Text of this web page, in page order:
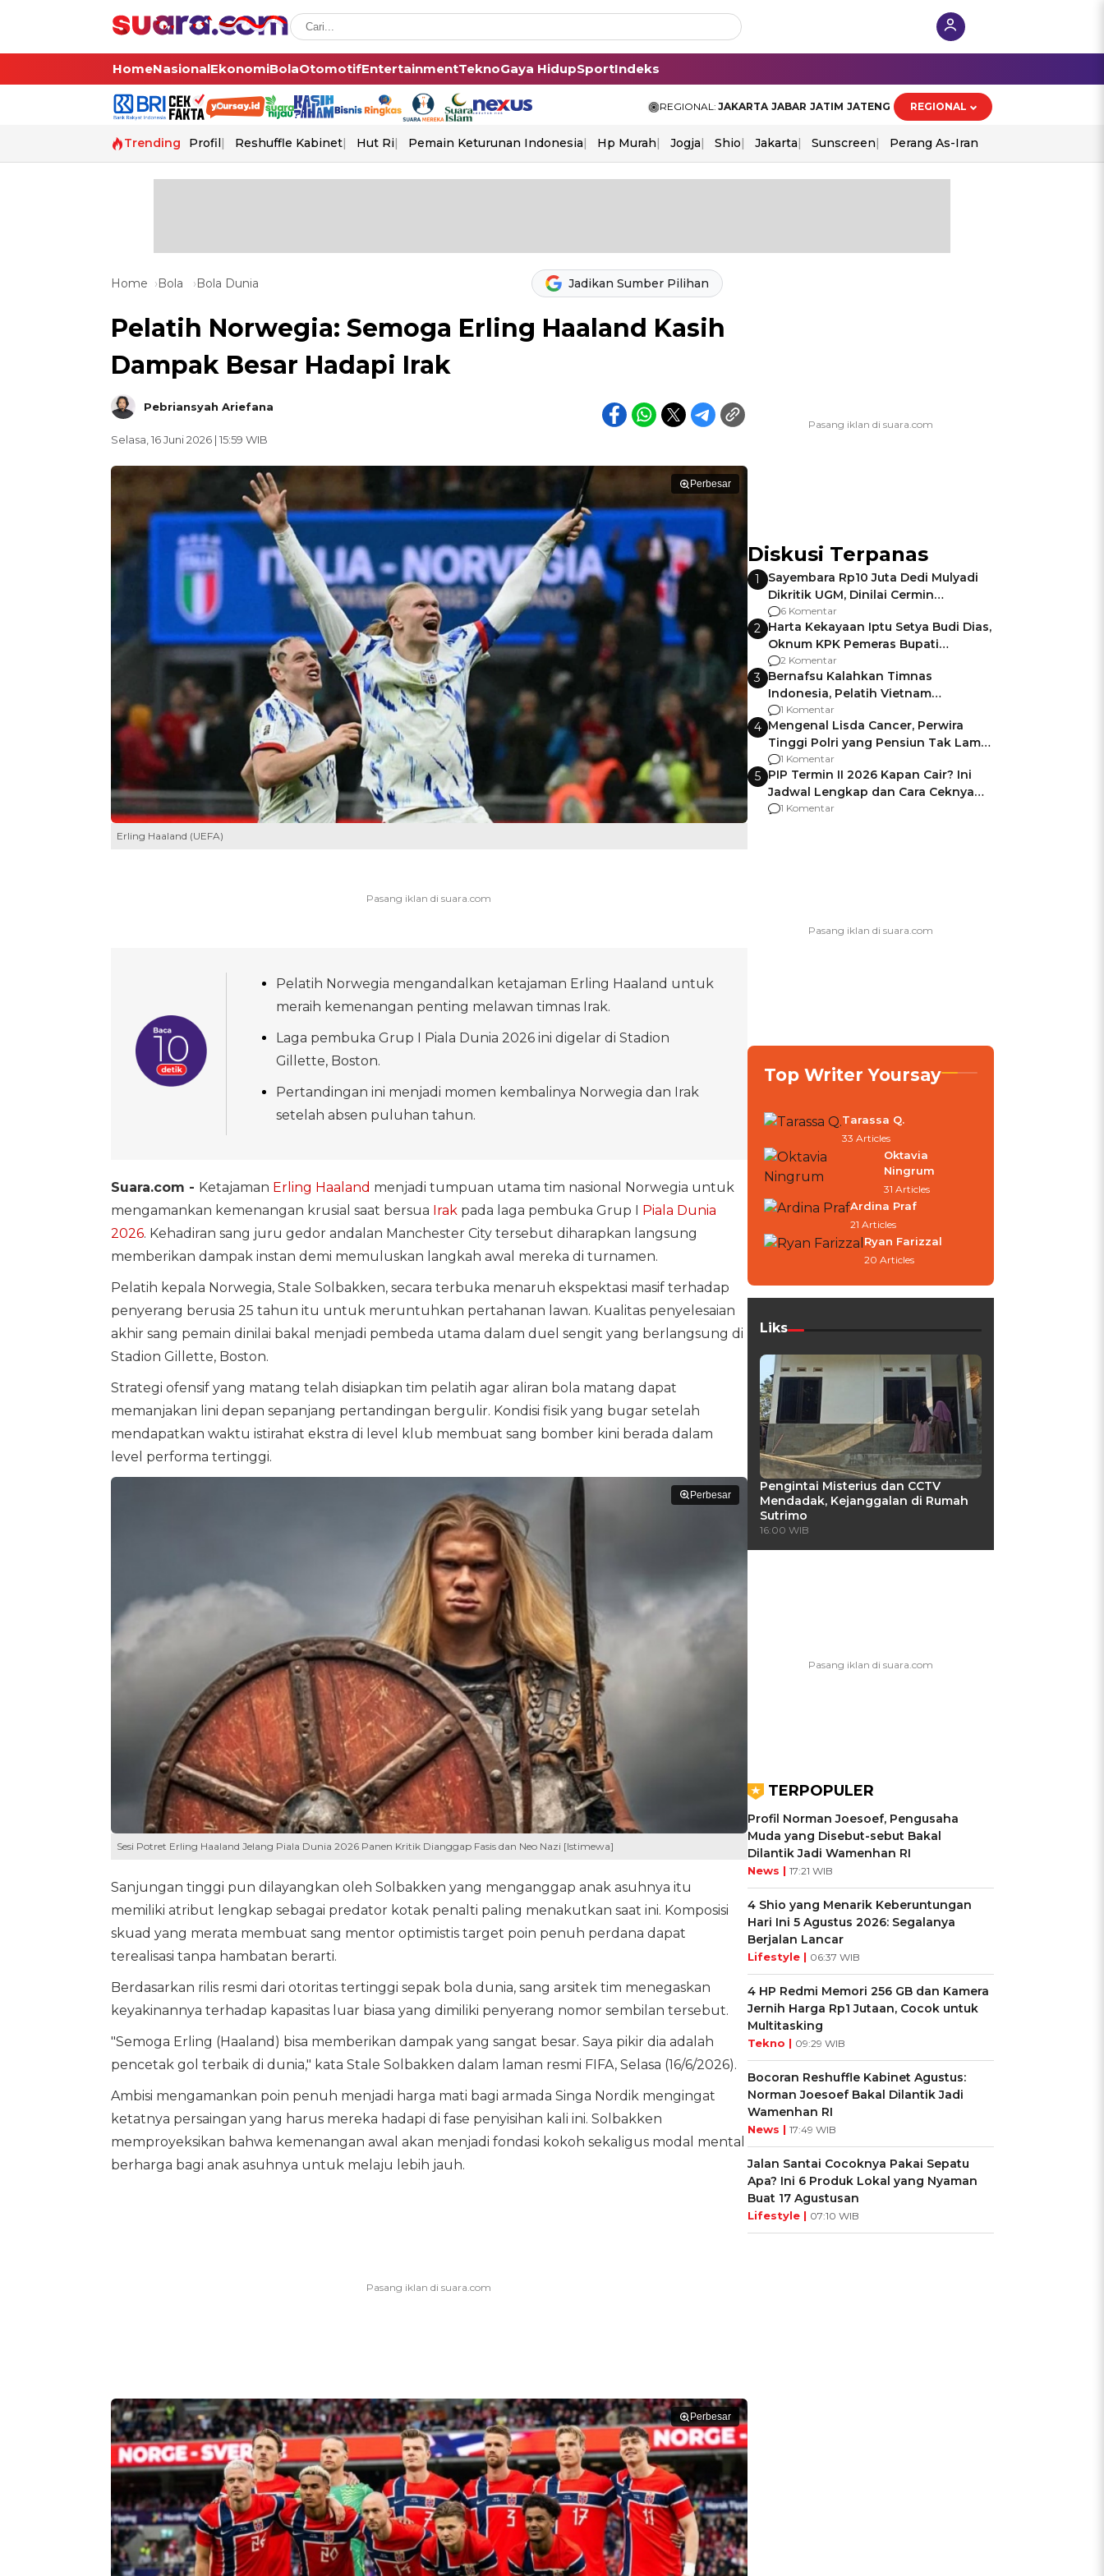
HomeNasionalEkonomiBolaOtomotifEntertainmentTeknoGaya HidupSportIndeks
REGIONAL: JAKARTA JABAR JATIM JATENG REGIONAL
Trending Profil Reshuffle Kabinet Hut Ri Pemain Keturunan Indonesia Hp Murah Jogja Shio Jakarta Sunscreen Perang As-Iran
Home Bola Bola Dunia Jadikan Sumber Pilihan
Pelatih Norwegia: Semoga Erling Haaland Kasih
Dampak Besar Hadapi Irak
Pebriansyah Ariefana
Selasa, 16 Juni 2026 | 15:59 WIB
Perbesar
Erling Haaland (UEFA)
Pelatih Norwegia mengandalkan ketajaman Erling Haaland untuk
meraih kemenangan penting melawan timnas Irak.
Laga pembuka Grup I Piala Dunia 2026 ini digelar di Stadion
Gillette, Boston.
Pertandingan ini menjadi momen kembalinya Norwegia dan Irak
setelah absen puluhan tahun.
Suara.com - Ketajaman Erling Haaland menjadi tumpuan utama tim nasional Norwegia untuk
mengamankan kemenangan krusial saat bersua Irak pada laga pembuka Grup I Piala Dunia
2026. Kehadiran sang juru gedor andalan Manchester City tersebut diharapkan langsung
memberikan dampak instan demi memuluskan langkah awal mereka di turnamen.
Pelatih kepala Norwegia, Stale Solbakken, secara terbuka menaruh ekspektasi masif terhadap
penyerang berusia 25 tahun itu untuk meruntuhkan pertahanan lawan. Kualitas penyelesaian
akhir sang pemain dinilai bakal menjadi pembeda utama dalam duel sengit yang berlangsung di
Stadion Gillette, Boston.
Strategi ofensif yang matang telah disiapkan tim pelatih agar aliran bola matang dapat
memanjakan lini depan sepanjang pertandingan bergulir. Kondisi fisik yang bugar setelah
mendapatkan waktu istirahat ekstra di level klub membuat sang bomber kini berada dalam
level performa tertinggi.
Perbesar
Sesi Potret Erling Haaland Jelang Piala Dunia 2026 Panen Kritik Dianggap Fasis dan Neo Nazi [Istimewa]
Sanjungan tinggi pun dilayangkan oleh Solbakken yang menganggap anak asuhnya itu
memiliki atribut lengkap sebagai predator kotak penalti paling menakutkan saat ini. Komposisi
skuad yang merata membuat sang mentor optimistis target poin penuh perdana dapat
terealisasi tanpa hambatan berarti.
Berdasarkan rilis resmi dari otoritas tertinggi sepak bola dunia, sang arsitek tim menegaskan
keyakinannya terhadap kapasitas luar biasa yang dimiliki penyerang nomor sembilan tersebut.
"Semoga Erling (Haaland) bisa memberikan dampak yang sangat besar. Saya pikir dia adalah
pencetak gol terbaik di dunia," kata Stale Solbakken dalam laman resmi FIFA, Selasa (16/6/2026).
Ambisi mengamankan poin penuh menjadi harga mati bagi armada Singa Nordik mengingat
ketatnya persaingan yang harus mereka hadapi di fase penyisihan kali ini. Solbakken
memproyeksikan bahwa kemenangan awal akan menjadi fondasi kokoh sekaligus modal mental
berharga bagi anak asuhnya untuk melaju lebih jauh.
Perbesar
Diskusi Terpanas
1
Sayembara Rp10 Juta Dedi Mulyadi
Dikritik UGM, Dinilai Cermin
Gagalnya Negara Jamin Keamanan
6 Komentar
2 Harta Kekayaan Iptu Setya Budi Dias,
Oknum KPK Pemeras Bupati
Pemalang
2 Komentar
3 Bernafsu Kalahkan Timnas
Indonesia, Pelatih Vietnam
Berencana Pakai Jimat di Pakansari
1 Komentar
4 Mengenal Lisda Cancer, Perwira
Tinggi Polri yang Pensiun Tak Lama
Usai Jadi Brigjen
1 Komentar
5 PIP Termin II 2026 Kapan Cair? Ini
Jadwal Lengkap dan Cara Ceknya
agar Dana Tidak Hangus!
1 Komentar
Top Writer Yoursay
Tarassa Q.
33 Articles
Oktavia
Ningrum
31 Articles
Ardina Praf
21 Articles
Ryan Farizzal
20 Articles
Liks
Pengintai Misterius dan CCTV
Mendadak, Kejanggalan di Rumah
Sutrimo
16:00 WIB
TERPOPULER
Profil Norman Joesoef, Pengusaha
Muda yang Disebut-sebut Bakal
Dilantik Jadi Wamenhan RI
News | 17:21 WIB
4 Shio yang Menarik Keberuntungan
Hari Ini 5 Agustus 2026: Segalanya
Berjalan Lancar
Lifestyle | 06:37 WIB
4 HP Redmi Memori 256 GB dan Kamera
Jernih Harga Rp1 Jutaan, Cocok untuk
Multitasking
Tekno | 09:29 WIB
Bocoran Reshuffle Kabinet Agustus:
Norman Joesoef Bakal Dilantik Jadi
Wamenhan RI
News | 17:49 WIB
Jalan Santai Cocoknya Pakai Sepatu
Apa? Ini 6 Produk Lokal yang Nyaman
Buat 17 Agustusan
Lifestyle | 07:10 WIB